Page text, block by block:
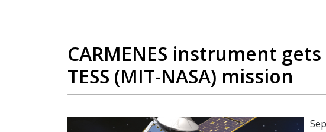
CARMENES instrument
TESS (MIT-NASA) mission